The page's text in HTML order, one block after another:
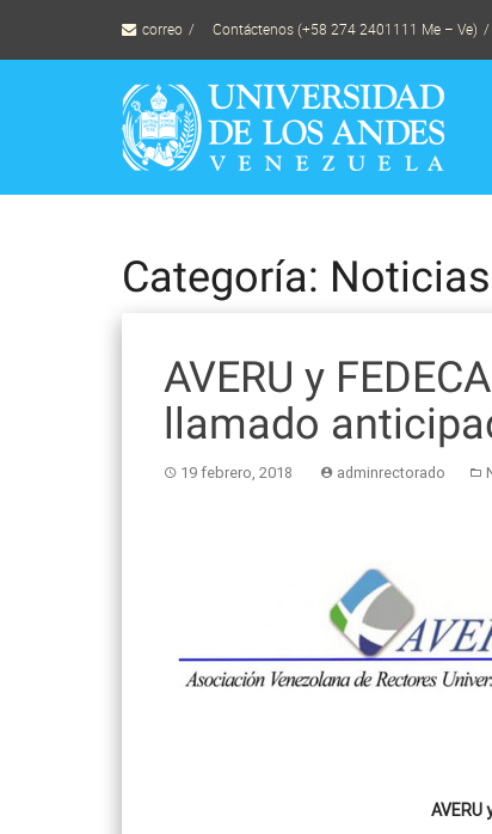
content
correo Contáctenos (+58 274 2401111 Me – Ve)
Categoría: Noticias
AVERU y
llamado
19 febrero, 2018 adminrectorado
AVERU